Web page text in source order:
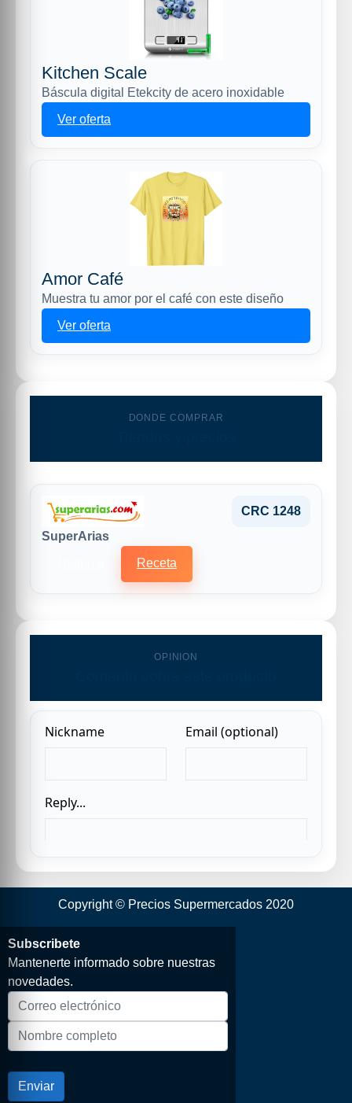
Kitchen Scale
Báscula digital Etekcity de acero inoxidable
Ver oferta
Amor Café
Muestra tu amor por el café con este diseño
Ver oferta
DONDE COMPRAR
CRC 1248
SuperArias
Receta
OPINION
Copyright © Precios Supermercados 2020
Subscribete
Mantenerte informado sobre nuestras
novedades.